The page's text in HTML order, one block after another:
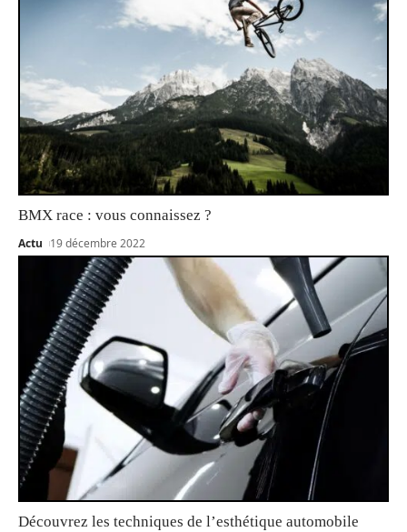
BMX race : vous connaissez ?
Actu 19 décembre 2022
Découvrez les techniques de l’esthétique automobile